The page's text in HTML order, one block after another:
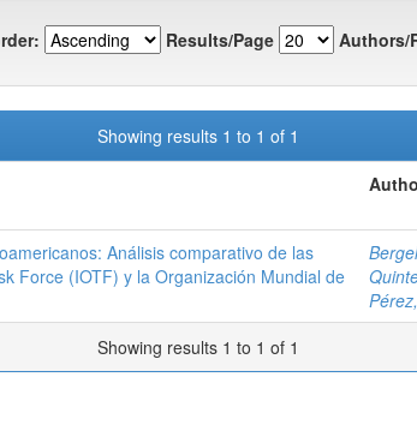
Results/Page Authors/
Showing results 1 to 1 of 1
Análisis comparativo de las
Force (IOTF) y la Organización Mundial de
Showing results 1 to 1 of 1